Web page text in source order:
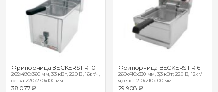
Фритюрница BECKERS FR 10
265x490x360 мм, 3,3 кВт, 220 В, 16кг/ч,
сетка 220х270х100 мм
38 077 ₽
Фритюрница BECKERS FR 6
260x410x330 мм, 3,3 кВт; 220 В, 12кг/
ч;сетка 210х210х100 мм
29 908 ₽